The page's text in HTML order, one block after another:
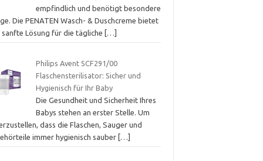
empfindlich und benötigt besondere
Die PENATEN Wasch- & Duschcreme bietet
sanfte Lösung für die tägliche
[…]
Philips Avent SCF291/00
Flaschensterilisator: Sicher und
Hygienisch für Ihr Baby
Die Gesundheit und Sicherheit Ihres
Babys stehen an erster Stelle. Um
dass die Flaschen, Sauger und
immer hygienisch sauber […]